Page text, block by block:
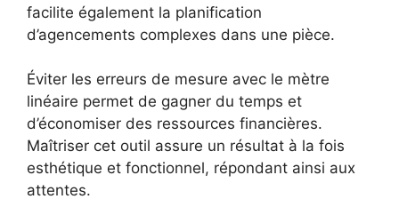
facilite également la planification
d’agencements complexes dans une pièce.
Éviter les erreurs de mesure avec le mètre
linéaire permet de gagner du temps et
d’économiser des ressources financières.
Maîtriser cet outil assure un résultat à la fois
esthétique et fonctionnel, répondant ainsi aux
attentes.